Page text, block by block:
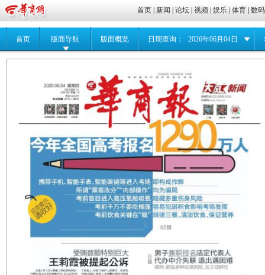
首页 |新闻 |论坛 |视频 |娱乐 |体育 |数码
首页 版面导航 版面概览 日期查询： 2026年06月04日